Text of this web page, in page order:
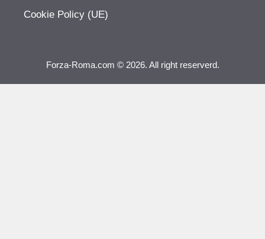
Cookie Policy (UE)
Forza-Roma.com © 2026. All right reserverd.